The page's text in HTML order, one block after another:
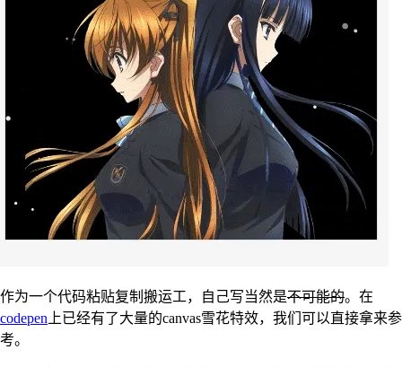
作为一个代码粘贴复制搬运工，自己写当然是不可能的。在
codepen 上已经有了大量的canvas雪花特效，我们可以直接拿来参
考。